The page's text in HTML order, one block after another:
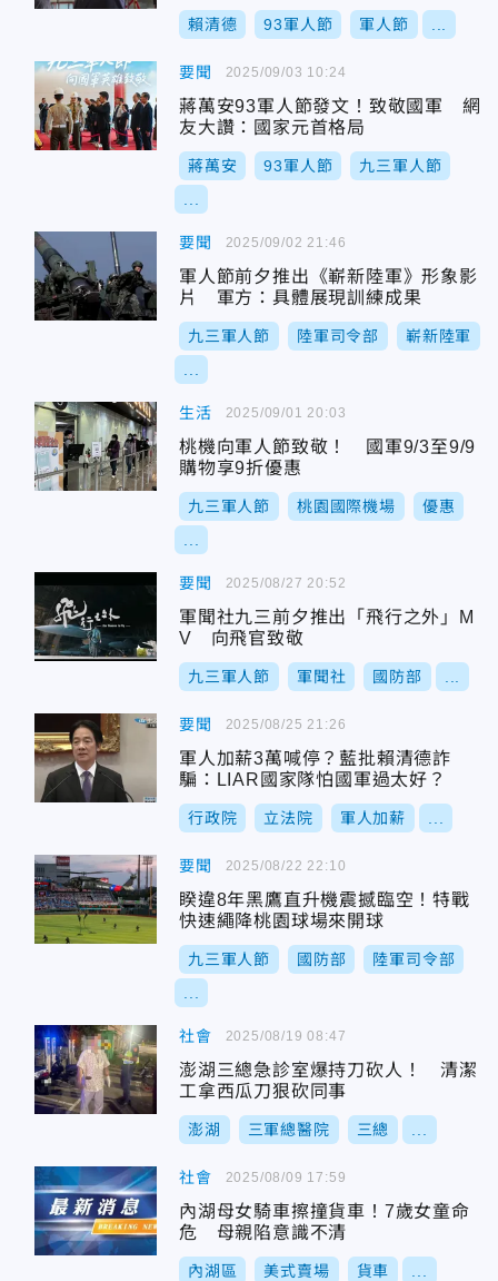
賴清德 93軍人節 軍人節
要聞
蔣萬安93軍人節發文！致敬國軍 網
友大讚：國家元首格局
蔣萬安 93軍人節 九三軍人節
2025/09/03 10:24
要聞
軍人節前夕推出《嶄新陸軍》形象影
片 軍方：具體展現訓練成果
九三軍人節 陸軍司令部 嶄新陸軍
2025/09/02 21:46
生活
桃機向軍人節致敬！ 國軍9/3至9/9
購物享9折優惠
九三軍人節 桃園國際機場 優惠
2025/09/01 20:03
要聞
軍聞社九三前夕推出「飛行之外」M
V 向飛官致敬
九三軍人節 軍聞社 國防部
2025/08/27 20:52
要聞
軍人加薪3萬喊停？藍批賴清德詐
騙：LIAR國家隊怕國軍過太好？
行政院 立法院 軍人加薪
2025/08/25 21:26
要聞
睽違8年黑鷹直升機震撼臨空！特戰
快速繩降桃園球場來開球
九三軍人節 國防部 陸軍司令部
2025/08/22 22:10
社會
澎湖三總急診室爆持刀砍人！ 清潔
工拿西瓜刀狠砍同事
澎湖 三軍總醫院 三總
2025/08/19 08:47
社會
內湖母女騎車擦撞貨車！7歲女童命
危 母親陷意識不清
內湖區 美式賣場 貨車
2025/08/09 17:59